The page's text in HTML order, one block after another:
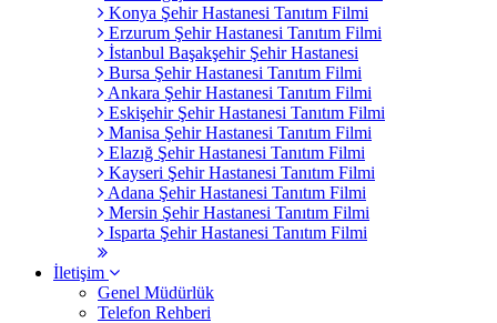
Konya Şehir Hastanesi Tanıtım Filmi
Erzurum Şehir Hastanesi Tanıtım Filmi
İstanbul Başakşehir Şehir Hastanesi
Bursa Şehir Hastanesi Tanıtım Filmi
Ankara Şehir Hastanesi Tanıtım Filmi
Eskişehir Şehir Hastanesi Tanıtım Filmi
Manisa Şehir Hastanesi Tanıtım Filmi
Elazığ Şehir Hastanesi Tanıtım Filmi
Kayseri Şehir Hastanesi Tanıtım Filmi
Adana Şehir Hastanesi Tanıtım Filmi
Mersin Şehir Hastanesi Tanıtım Filmi
Isparta Şehir Hastanesi Tanıtım Filmi
İletişim
Genel Müdürlük
Telefon Rehberi